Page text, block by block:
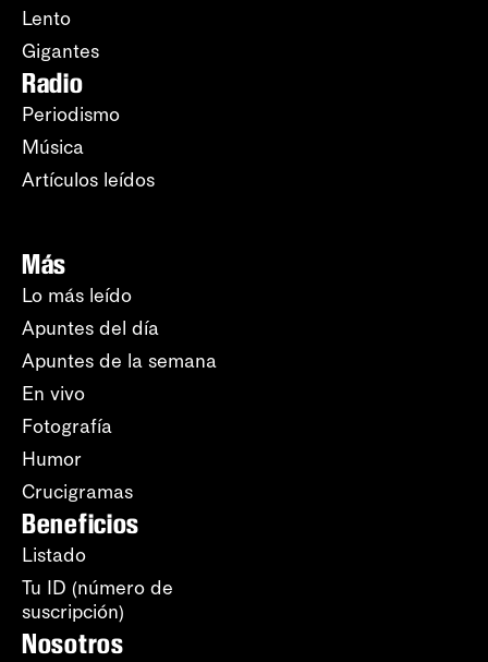
Lento
Gigantes
Radio
Periodismo
Música
Artículos leídos
Más
Lo más leído
Apuntes del día
Apuntes de la semana
En vivo
Fotografía
Humor
Crucigramas
Beneficios
Listado
Tu ID (número de
suscripción)
Nosotros